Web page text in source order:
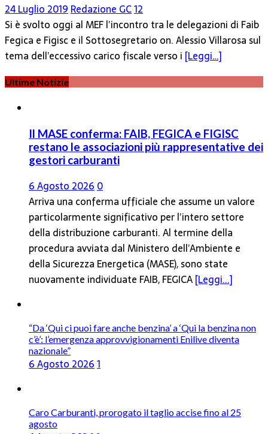
24 Luglio 2019 Redazione GC12
Si è svolto oggi al MEF l’incontro tra le delegazioni di Faib
Fegica e Figisc e il Sottosegretario on. Alessio Villarosa sul
tema dell’eccessivo carico fiscale verso i [Leggi…]
Ultime Notizie
Il MASE conferma: FAIB, FEGICA e FIGISC
restano le associazioni più rappresentative dei
gestori carburanti
6 Agosto 2026 0
Arriva una conferma ufficiale che assume un valore
particolarmente significativo per l’intero settore
della distribuzione carburanti. Al termine della
procedura avviata dal Ministero dell’Ambiente e
della Sicurezza Energetica (MASE), sono state
nuovamente individuate FAIB, FEGICA[Leggi...]
“Da ‘Qui ci puoi fare anche benzina’ a ‘Qui la benzina non
c’è’: l’emergenza approvvigionamenti Enilive diventa
nazionale”
6 Agosto 20261
Caro Carburanti, prorogato il taglio accise fino al 25
agosto